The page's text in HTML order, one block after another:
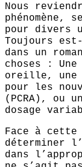
Nous
phénomène,
pour divers
Toujours
dans un
choses : Une
oreille, une
pour les
(PCRA), ou
dosage
Face à
déterminer
dans